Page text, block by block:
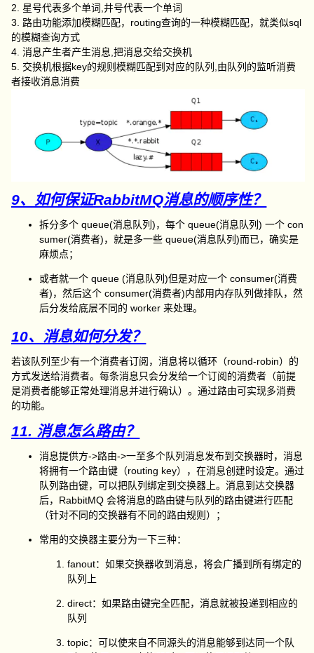
2. 星号代表多个单词,井号代表一个单词
3. 路由功能添加模糊匹配，routing查询的一种模糊匹配，就类似sql
的模糊查询方式
4. 消息产生者产生消息,把消息交给交换机
5. 交换机根据key的规则模糊匹配到对应的队列,由队列的监听消费
者接收消息消费
9、如何保证RabbitMQ消息的顺序性？
拆分多个 queue(消息队列)，每个 queue(消息队列) 一个 con
sumer(消费者)，就是多一些 queue(消息队列)而已，确实是
麻烦点；
或者就一个 queue (消息队列)但是对应一个 consumer(消费
者)，然后这个 consumer(消费者)内部用内存队列做排队，然
后分发给底层不同的 worker 来处理。
10、消息如何分发？
若该队列至少有一个消费者订阅，消息将以循环（round-robin）的
方式发送给消费者。每条消息只会分发给一个订阅的消费者（前提
是消费者能够正常处理消息并进行确认）。通过路由可实现多消费
的功能。
11. 消息怎么路由？
消息提供方->路由->一至多个队列消息发布到交换器时，消息
将拥有一个路由键（routing key），在消息创建时设定。通过
队列路由键，可以把队列绑定到交换器上。消息到达交换器
后，RabbitMQ 会将消息的路由键与队列的路由键进行匹配
（针对不同的交换器有不同的路由规则）；
常用的交换器主要分为一下三种：
fanout：如果交换器收到消息，将会广播到所有绑定的
队列上
direct：如果路由键完全匹配，消息就被投递到相应的
队列
topic：可以使来自不同源头的消息能够到达同一个队